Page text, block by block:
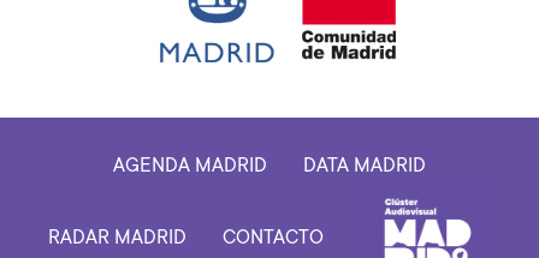
AGENDA MADRID DATA MADRID
RADAR MADRID CONTACTO